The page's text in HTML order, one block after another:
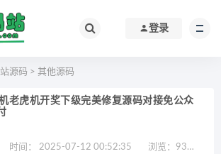
登录
源码 > 其他源码
老虎机开奖下级完美修复源码对接免公众
时间： 2025-07-12 00:52:35 浏览： 931